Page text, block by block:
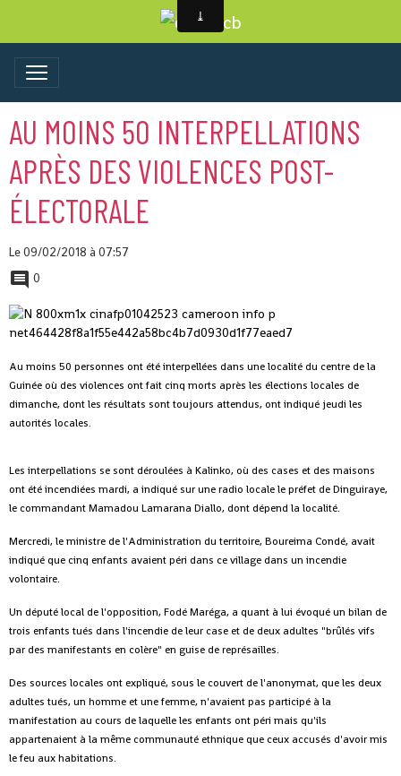
AU MOINS 50 INTERPELLATIONS
APRÈS DES VIOLENCES POST-
ÉLECTORALE
Le 09/02/2018 à 07:57
0
Au moins 50 personnes ont été interpellées dans une localité du centre de la
Guinée où des violences ont fait cinq morts après les élections locales de
dimanche, dont les résultats sont toujours attendus, ont indiqué jeudi les
autorités locales.
Les interpellations se sont déroulées à Kalinko, où des cases et des maisons
ont été incendiées mardi, a indiqué sur une radio locale le préfet de Dinguiraye,
le commandant Mamadou Lamarana Diallo, dont dépend la localité.
Mercredi, le ministre de l'Administration du territoire, Boureima Condé, avait
indiqué que cinq enfants avaient péri dans ce village dans un incendie
volontaire.
Un député local de l'opposition, Fodé Maréga, a quant à lui évoqué un bilan de
trois enfants tués dans l'incendie de leur case et de deux adultes "brûlés vifs
par des manifestants en colère" en guise de représailles.
Des sources locales ont expliqué, sous le couvert de l'anonymat, que les deux
adultes tués, un homme et une femme, n'avaient pas participé à la
manifestation au cours de laquelle les enfants ont péri mais qu'ils
appartenaient à la même communauté ethnique que ceux accusés d'avoir mis
le feu aux habitations.